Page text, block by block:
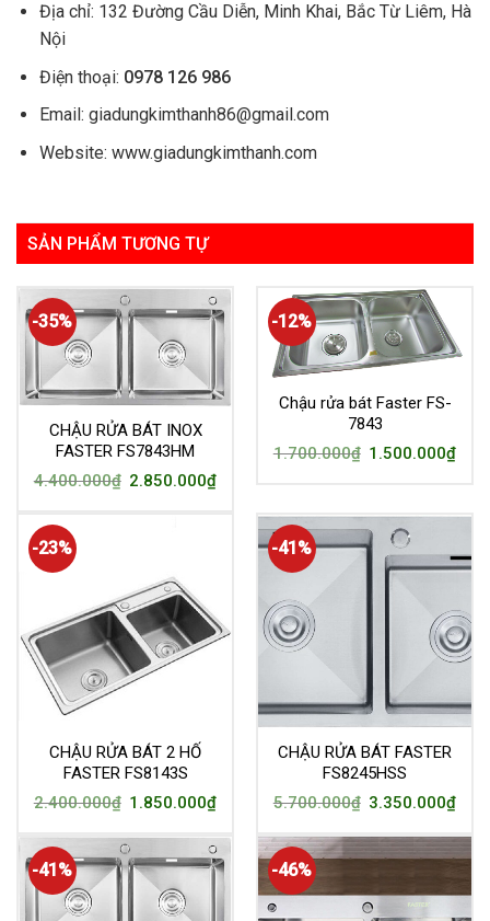
Địa chỉ: 132 Đường Cầu Diễn, Minh Khai, Bắc Từ Liêm, Hà
Nội
Điện thoại: 0978 126 986
Email: giadungkimthanh86@gmail.com
Website: www.giadungkimthanh.com
SẢN PHẨM TƯƠNG TỰ
-35%
CHẬU RỬA BÁT INOX
FASTER FS7843HM
4.400.000₫ 2.850.000₫
-12%
Chậu rửa bát Faster FS-
7843
1.700.000₫ 1.500.000₫
-23%
CHẬU RỬA BÁT 2 HỐ
FASTER FS8143S
2.400.000₫ 1.850.000₫
-41%
CHẬU RỬA BÁT FASTER
FS8245HSS
5.700.000₫ 3.350.000₫
-41% -46%